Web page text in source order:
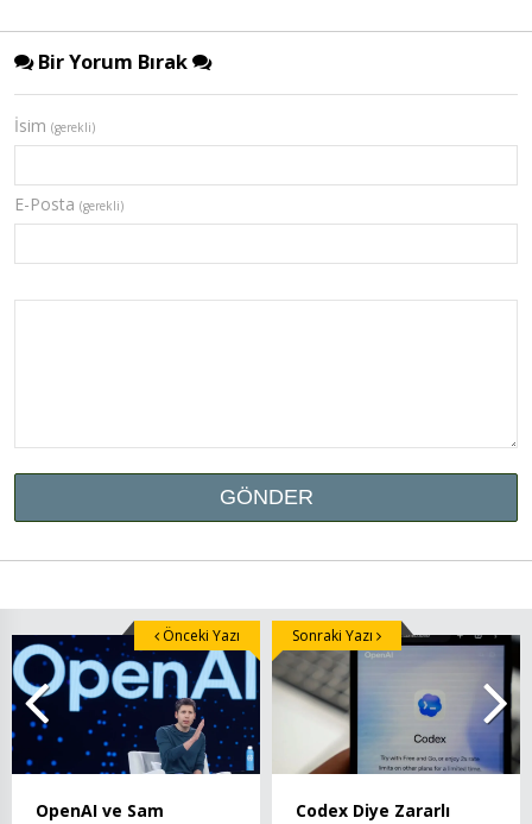
Bir Yorum Bırak
İsim (gerekli)
E-Posta (gerekli)
OpenAI ve Sam
Önceki Yazı
Codex Diye Zararlı
Sonraki Yazı